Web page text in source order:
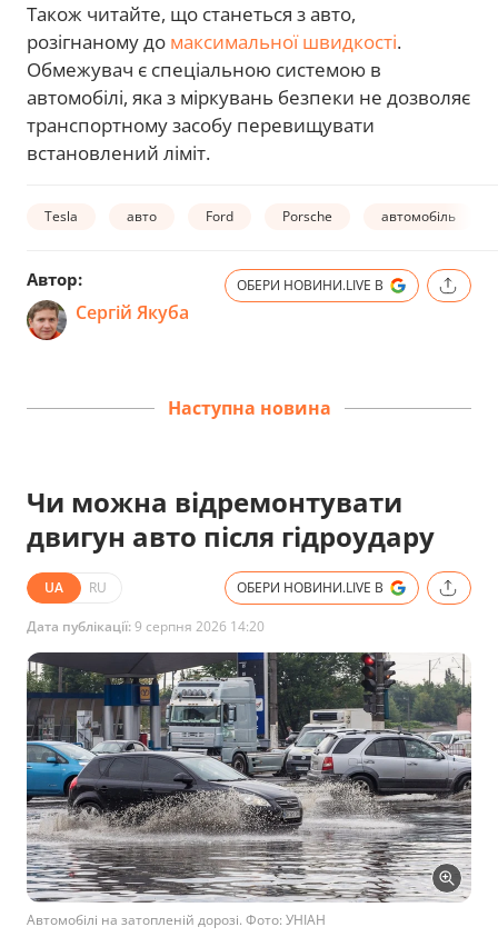
Також читайте, що станеться з авто,
розігнаному до максимальної швидкості.
Обмежувач є спеціальною системою в
автомобілі, яка з міркувань безпеки не дозволяє
транспортному засобу перевищувати
встановлений ліміт.
Tesla авто Ford Porsche автомобіль
Автор:
Сергій Якуба
ОБЕРИ НОВИНИ.LIVE В
Наступна новина
Чи можна відремонтувати
двигун авто після гідроудару
UA RU ОБЕРИ НОВИНИ.LIVE В
Дата публікації:9 серпня 2026 14:20
Автомобілі на затопленій дорозі. Фото: УНІАН